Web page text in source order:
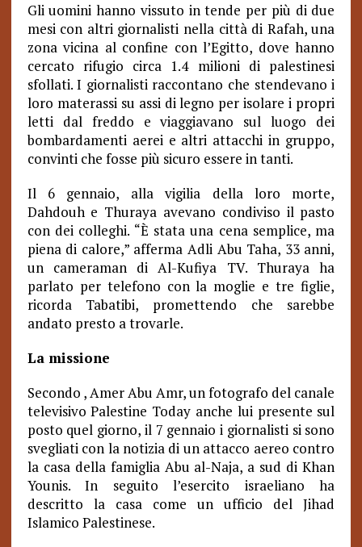
Gli uomini hanno vissuto in tende per più di due
mesi con altri giornalisti nella città di Rafah, una
zona vicina al confine con l’Egitto, dove hanno
cercato rifugio circa 1.4 milioni di palestinesi
sfollati. I giornalisti raccontano che stendevano i
loro materassi su assi di legno per isolare i propri
letti dal freddo e viaggiavano sul luogo dei
bombardamenti aerei e altri attacchi in gruppo,
convinti che fosse più sicuro essere in tanti.
Il 6 gennaio, alla vigilia della loro morte,
Dahdouh e Thuraya avevano condiviso il pasto
con dei colleghi. “È stata una cena semplice, ma
piena di calore,” afferma Adli Abu Taha, 33 anni,
un cameraman di Al-Kufiya TV. Thuraya ha
parlato per telefono con la moglie e tre figlie,
ricorda Tabatibi, promettendo che sarebbe
andato presto a trovarle.
La missione
Secondo , Amer Abu Amr, un fotografo del canale
televisivo Palestine Today anche lui presente sul
posto quel giorno, il 7 gennaio i giornalisti si sono
svegliati con la notizia di un attacco aereo contro
la casa della famiglia Abu al-Naja, a sud di Khan
Younis. In seguito l’esercito israeliano ha
descritto la casa come un ufficio del Jihad
Islamico Palestinese.